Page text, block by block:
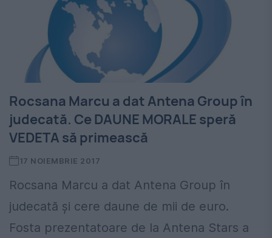
Rocsana Marcu a dat Antena Group în
judecată. Ce DAUNE MORALE speră
VEDETA să primească
17 NOIEMBRIE 2017
Rocsana Marcu a dat Antena Group în
judecată și cere daune de mii de euro.
Fosta prezentatoare de la Antena Stars a